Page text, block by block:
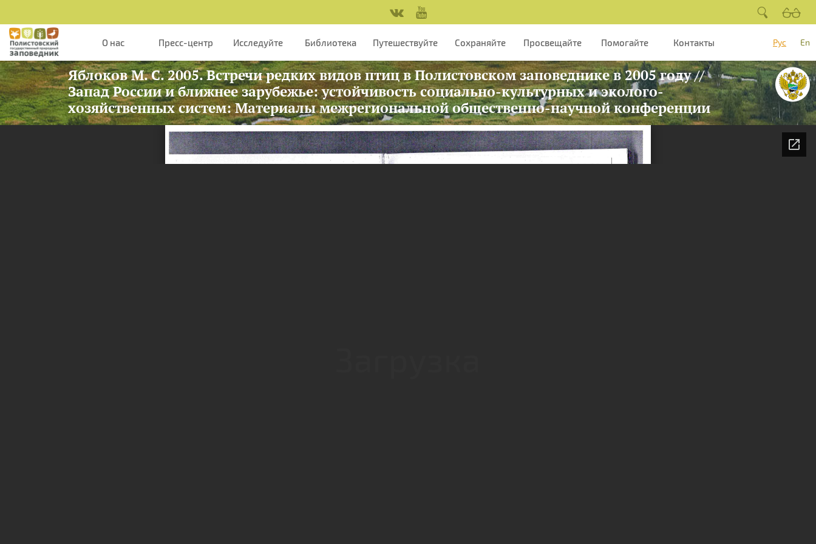
О нас Пресс-центр Исследуйте Библиотека Путешествуйте Сохраняйте Просвещайте Помогайте Контакты Рус En
Яблоков М. С. 2005. Встречи редких видов птиц в Полистовском заповеднике в 2005 году //
Запад России и ближнее зарубежье: устойчивость социально-культурных и эколого-
хозяйственных систем: Материалы межрегиональной общественно-научной конференции